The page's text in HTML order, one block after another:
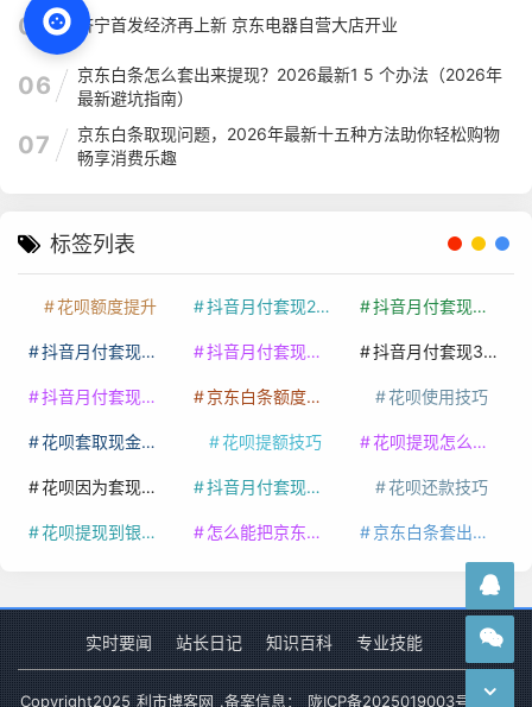
05 济宁首发经济再上新 京东电器自营大店开业
06
京东白条怎么套出来提现？2026最新1 5 个办法（2026年
最新避坑指南）
07
京东白条取现问题，2026年最新十五种方法助你轻松购物
畅享消费乐趣
标签列表
花呗额度提升 抖音月付套现24小时接单 抖音月付套现怎么套
抖音月付套现多少手续费 抖音月付套现商家有哪些 抖音月付套现30秒技巧
抖音月付套现最新方法 京东白条额度提升 花呗使用技巧
花呗套取现金最佳方法 花呗提额技巧 花呗提现怎么操作
花呗因为套现被限额了这种情况要多久才会好 抖音月付套现秒回100起 花呗还款技巧
花呗提现到银行卡 怎么能把京东白条额度钱套出来 京东白条套出来手续费多少
实时要闻 站长日记 知识百科 专业技能
Copyright2025 利市博客网 .备案信息： 陇ICP备2025019003号-1